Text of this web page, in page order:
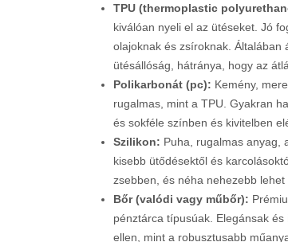
TPU (thermoplastic
kiválóan nyeli el az ütéseket. Jó
olajoknak és zsíroknak. Általában
ütésállóság, hátránya, hogy az
Polikarbonát (pc): Kemény,
rugalmas, mint a TPU. Gyakran
és sokféle színben és kivitelben
Szilikon: Puha, rugalmas anyag,
kisebb ütődésektől és
zsebben, és néha nehezebb
Bőr (valódi vagy műbőr):
pénztárca típusúak. Elegánsak
ellen, mint a robusztusabb